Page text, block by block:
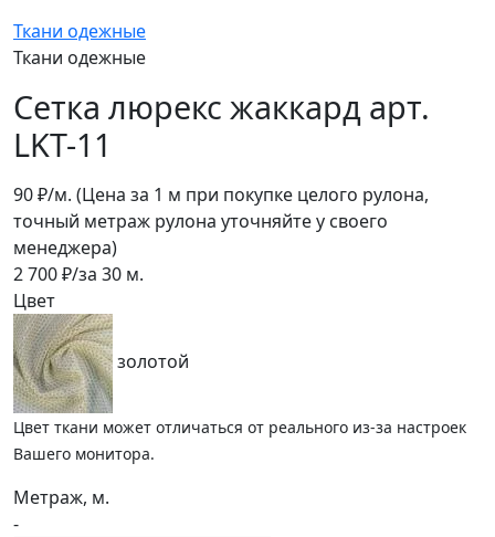
Ткани одежные
Ткани одежные
Сетка люрекс жаккард арт.
LKT-11
90₽/м. (Цена за 1 м при покупке целого рулона,
точный метраж рулона уточняйте у своего
менеджера)
2 700₽/за 30 м.
Цвет
золотой
Цвет ткани может отличаться от реального из-за настроек
Вашего монитора.
Метраж, м.
-